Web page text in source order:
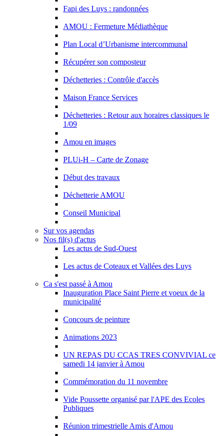
Fapi des Luys : randonnées
AMOU : Fermeture Médiathèque
Plan Local d’Urbanisme intercommunal
Récupérer son composteur
Déchetteries : Contrôle d'accès
Maison France Services
Déchetteries : Retour aux horaires classiques le
1/09
Amou en images
PLUi-H – Carte de Zonage
Début des travaux
Déchetterie AMOU
Conseil Municipal
Sur vos agendas
Nos fil(s) d'actus
Les actus de Sud-Ouest
Les actus de Coteaux et Vallées des Luys
Ca s'est passé à Amou
Inauguration Place Saint Pierre et voeux de la
municipalité
Concours de peinture
Animations 2023
UN REPAS DU CCAS TRES CONVIVIAL ce
samedi 14 janvier à Amou
Commémoration du 11 novembre
Vide Poussette organisé par l'APE des Ecoles
Publiques
Réunion trimestrielle Amis d'Amou